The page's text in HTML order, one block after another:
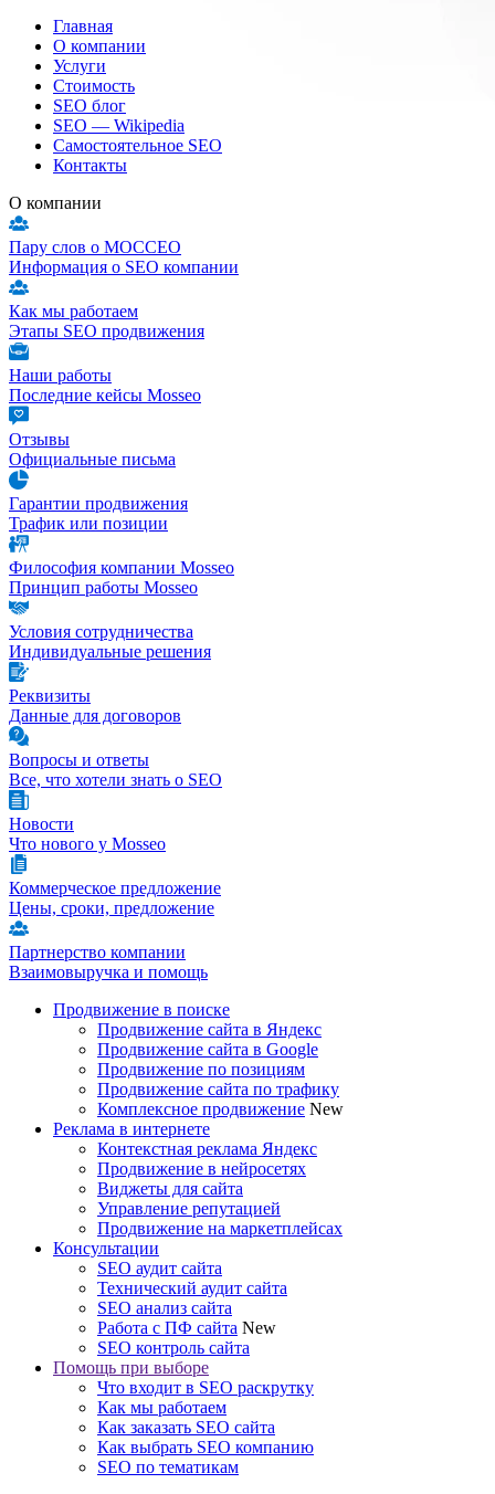
Главная
О компании
Услуги
Стоимость
SEO блог
SEO — Wikipedia
Самостоятельное SEO
Контакты
О компании
Пару слов о МОССЕО
Информация о SEO компании
Как мы работаем
Этапы SEO продвижения
Наши работы
Последние кейсы Mosseo
Отзывы
Официальные письма
Гарантии продвижения
Трафик или позиции
Философия компании Mosseo
Принцип работы Mosseo
Условия сотрудничества
Индивидуальные решения
Реквизиты
Данные для договоров
Вопросы и ответы
Все, что хотели знать о SEO
Новости
Что нового у Mosseo
Коммерческое предложение
Цены, сроки, предложение
Партнерство компании
Взаимовыручка и помощь
Продвижение в поиске
Продвижение сайта в Яндекс
Продвижение сайта в Google
Продвижение по позициям
Продвижение сайта по трафику
Комплексное продвижение New
Реклама в интернете
Контекстная реклама Яндекс
Продвижение в нейросетях
Виджеты для сайта
Управление репутацией
Продвижение на маркетплейсах
Консультации
SEO аудит сайта
Технический аудит сайта
SEO анализ сайта
Работа с ПФ сайта New
SEO контроль сайта
Помощь при выборе
Что входит в SEO раскрутку
Как мы работаем
Как заказать SEO сайта
Как выбрать SEO компанию
SEO по тематикам